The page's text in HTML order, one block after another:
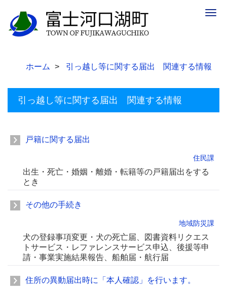
ホーム 引っ越し等に関する届出 関連する情報
引っ越し等に関する届出 関連する情報
戸籍に関する届出
住民課
出生・死亡・婚姻・離婚・転籍等の戸籍届出をする
とき
その他の手続き
地域防災課
犬の登録事項変更・犬の死亡届、図書資料リクエス
トサービス・レファレンスサービス申込、後援等申
請・事業実施結果報告、船舶届・航行届
住所の異動届出時に「本人確認」を行います。